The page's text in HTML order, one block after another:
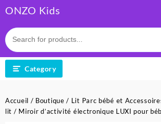
to
content
ONZO Kids
Category
Accueil / Boutique / Lit Parc bébé et
lit / Miroir d’activité électronique LUXI pour